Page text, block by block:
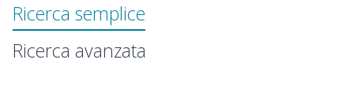
Ricerca semplice
Ricerca avanzata